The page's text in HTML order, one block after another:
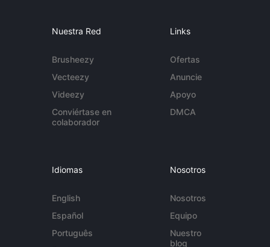
Nuestra Red
Brusheezy
Vecteezy
Videezy
Conviértase en
colaborador
Links
Ofertas
Anuncie
Apoyo
DMCA
Idiomas
English
Español
Português
Nosotros
Nosotros
Equipo
Nuestro
blog